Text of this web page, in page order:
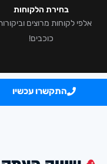
בחירת הלקוחות
כוכבים!
התקשרו עכשיו